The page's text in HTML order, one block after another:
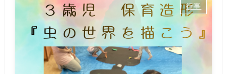
行事